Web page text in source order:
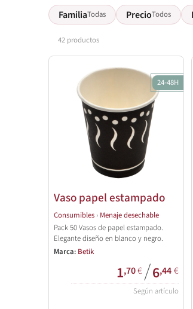
FamiliaTodas PrecioTodos
42 productos
24-48H
Vaso papel estampado
Consumibles › Menaje desechable
Pack 50 Vasos de papel estampado.
Elegante diseño en blanco y negro.
Marca: Betik
1,70€/6,44€
Según artículo